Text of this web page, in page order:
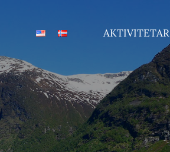
AKTIVITETAR